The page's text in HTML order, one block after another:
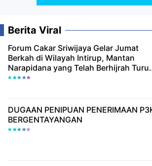
Berita Viral
Forum Cakar Sriwijaya Gelar Jumat
Berkah di Wilayah Intirup, Mantan
Narapidana yang Telah Berhijrah Turut
Berbagi Kebaikan
DUGAAN PENIPUAN PENERIMAAN P3K
BERGENTAYANGAN